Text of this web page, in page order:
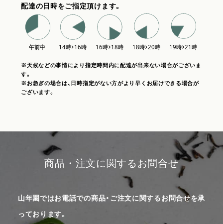
配達の日時をご指定頂けます。
※天候などの事情により指定時間内に配達が出来ない場合がございま
す。
※お急ぎの場合は、日時指定がない方がより早くお届けできる場合が
ございます。
商品・注文に関するお問合せ
山年園ではお電話での商品・ご注文に関するお問合せを承
っております。